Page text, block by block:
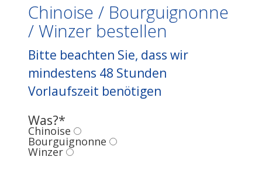
Chinoise / Bourguignonne
/ Winzer bestellen
Bitte beachten Sie, dass wir
mindestens 48 Stunden
Vorlaufszeit benötigen
Was?*
Chinoise
Bourguignonne
Winzer